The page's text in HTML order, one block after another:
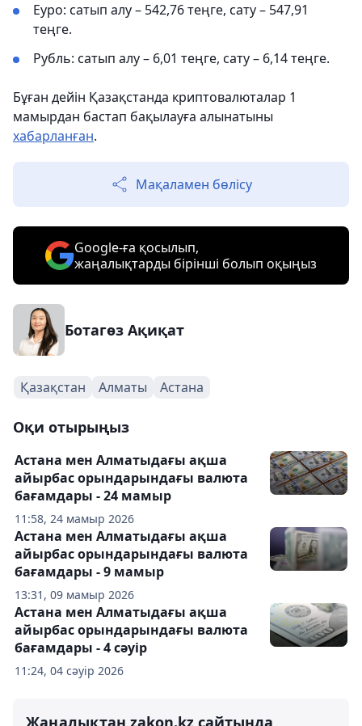
Еуро: сатып алу – 542,76 теңге, сату – 547,91
теңге.
Рубль: сатып алу – 6,01 теңге, сату – 6,14 теңге.
Бұған дейін Қазақстанда криптовалюталар 1
мамырдан бастап бақылауға алынатыны
хабарланған.
Мақаламен бөлісу
Google-ға қосылып,
жаңалықтарды бірінші болып оқыңыз
Ботагөз Ақиқат
Қазақстан Алматы Астана
Оқи отырыңыз
11:58, 24 мамыр 2026
Астана мен Алматыдағы ақша
айырбас орындарындағы валюта
бағамдары - 24 мамыр
13:31, 09 мамыр 2026
Астана мен Алматыдағы ақша
айырбас орындарындағы валюта
бағамдары - 9 мамыр
11:24, 04 сәуір 2026
Астана мен Алматыдағы ақша
айырбас орындарындағы валюта
бағамдары - 4 сәуір
Жаңалықтан zakon.kz сайтында